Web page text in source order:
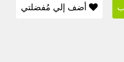
أضف إلي مُفضلتي